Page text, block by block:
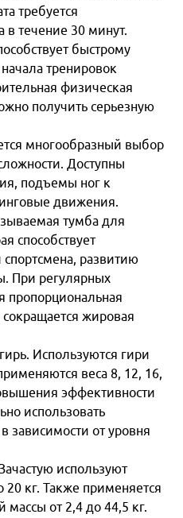
требуется
в течение 30 минут.
быстрому
тренировок
физическая
получить серьезную
многообразный выбор
Доступны
подъемы ног к
движения.
тумба для
способствует
развитию
При регулярных
пропорциональная
жировая
Используются гири
веса 8, 12, 16,
эффективности
использовать
зависимости от уровня
используют
20 кг. Также применяется
массы от 2,4 до 44,5 кг.